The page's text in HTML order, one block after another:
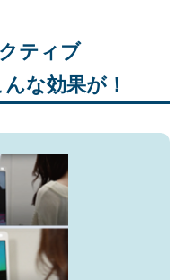
ティブ
な効果が！